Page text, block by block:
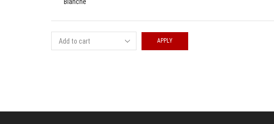
APPLY